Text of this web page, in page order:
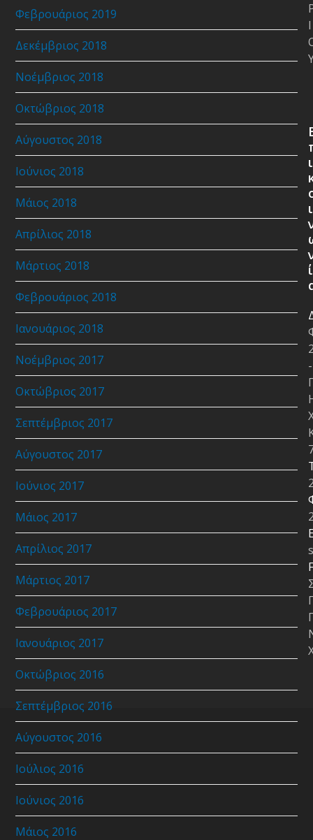
Φεβρουάριος 2019
Δεκέμβριος 2018
Νοέμβριος 2018
Οκτώβριος 2018
Αύγουστος 2018
Ιούνιος 2018
Μάιος 2018
Απρίλιος 2018
Μάρτιος 2018
Φεβρουάριος 2018
Ιανουάριος 2018
Νοέμβριος 2017
Οκτώβριος 2017
Σεπτέμβριος 2017
Αύγουστος 2017
Ιούνιος 2017
Μάιος 2017
Απρίλιος 2017
Μάρτιος 2017
Φεβρουάριος 2017
Ιανουάριος 2017
Οκτώβριος 2016
Σεπτέμβριος 2016
Αύγουστος 2016
Ιούλιος 2016
Ιούνιος 2016
Μάιος 2016
Ι
ι
ι
ί
-